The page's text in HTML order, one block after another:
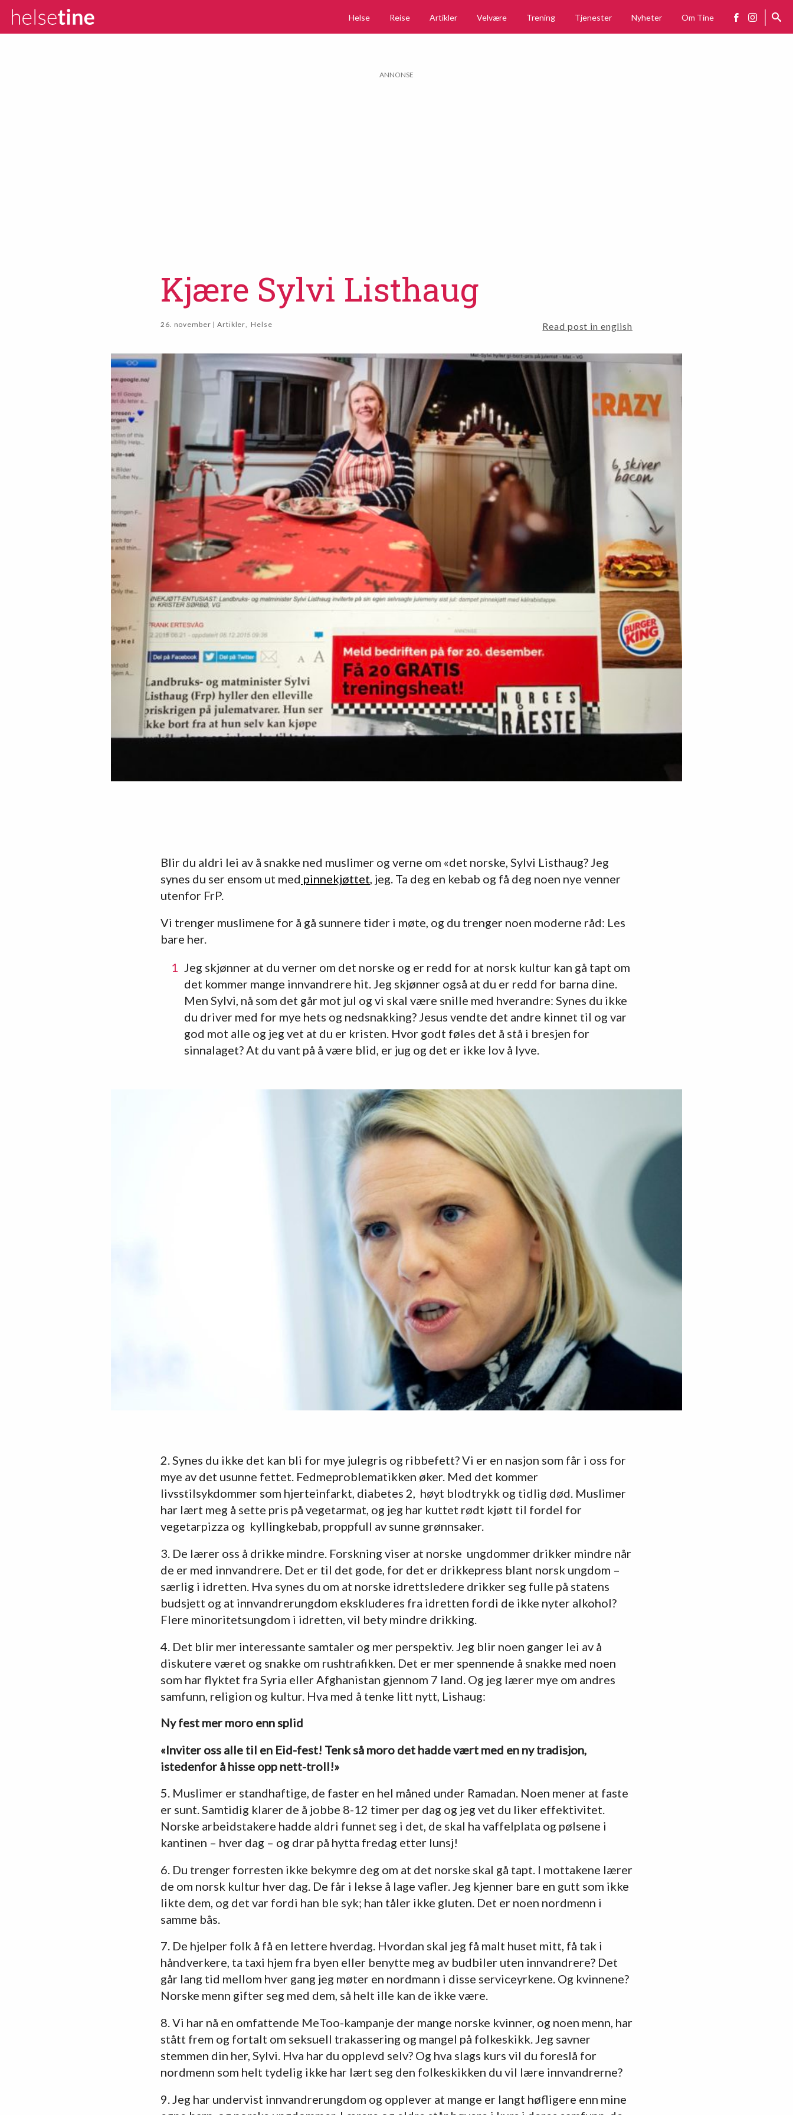
Helse Reise Artikler Velvære Trening Tjenester Nyheter Om Tine
ANNONSE
Kjære Sylvi Listhaug
26. november | Artikler Helse Read post in english
Blir du aldri lei av å snakke ned muslimer og verne om «det norske, Sylvi Listhaug? Jeg
synes du ser ensom ut med pinnekjøttet, jeg. Ta deg en kebab og få deg noen nye venner
utenfor FrP.
Vi trenger muslimene for å gå sunnere tider i møte, og du trenger noen moderne råd: Les
bare her.
Jeg skjønner at du verner om det norske og er redd for at norsk kultur kan gå tapt om
det kommer mange innvandrere hit. Jeg skjønner også at du er redd for barna dine.
Men Sylvi, nå som det går mot jul og vi skal være snille med hverandre: Synes du ikke
du driver med for mye hets og nedsnakking? Jesus vendte det andre kinnet til og var
god mot alle og jeg vet at du er kristen. Hvor godt føles det å stå i bresjen for
sinnalaget? At du vant på å være blid, er jug og det er ikke lov å lyve.
2. Synes du ikke det kan bli for mye julegris og ribbefett? Vi er en nasjon som får i oss for
mye av det usunne fettet. Fedmeproblematikken øker. Med det kommer
livsstilsykdommer som hjerteinfarkt, diabetes 2, høyt blodtrykk og tidlig død. Muslimer
har lært meg å sette pris på vegetarmat, og jeg har kuttet rødt kjøtt til fordel for
vegetarpizza og kyllingkebab, proppfull av sunne grønnsaker.
3. De lærer oss å drikke mindre. Forskning viser at norske ungdommer drikker mindre når
de er med innvandrere. Det er til det gode, for det er drikkepress blant norsk ungdom –
særlig i idretten. Hva synes du om at norske idrettsledere drikker seg fulle på statens
budsjett og at innvandrerungdom ekskluderes fra idretten fordi de ikke nyter alkohol?
Flere minoritetsungdom i idretten, vil bety mindre drikking.
4. Det blir mer interessante samtaler og mer perspektiv. Jeg blir noen ganger lei av å
diskutere været og snakke om rushtrafikken. Det er mer spennende å snakke med noen
som har flyktet fra Syria eller Afghanistan gjennom 7 land. Og jeg lærer mye om andres
samfunn, religion og kultur. Hva med å tenke litt nytt, Lishaug:
Ny fest mer moro enn splid
«Inviter oss alle til en Eid-fest! Tenk så moro det hadde vært med en ny tradisjon,
istedenfor å hisse opp nett-troll!»
5. Muslimer er standhaftige, de faster en hel måned under Ramadan. Noen mener at faste
er sunt. Samtidig klarer de å jobbe 8-12 timer per dag og jeg vet du liker effektivitet.
Norske arbeidstakere hadde aldri funnet seg i det, de skal ha vaffelplata og pølsene i
kantinen – hver dag – og drar på hytta fredag etter lunsj!
6. Du trenger forresten ikke bekymre deg om at det norske skal gå tapt. I mottakene lærer
de om norsk kultur hver dag. De får i lekse å lage vafler. Jeg kjenner bare en gutt som ikke
likte dem, og det var fordi han ble syk; han tåler ikke gluten. Det er noen nordmenn i
samme bås.
7. De hjelper folk å få en lettere hverdag. Hvordan skal jeg få malt huset mitt, få tak i
håndverkere, ta taxi hjem fra byen eller benytte meg av budbiler uten innvandrere? Det
går lang tid mellom hver gang jeg møter en nordmann i disse serviceyrkene. Og kvinnene?
Norske menn gifter seg med dem, så helt ille kan de ikke være.
8. Vi har nå en omfattende MeToo-kampanje der mange norske kvinner, og noen menn, har
stått frem og fortalt om seksuell trakassering og mangel på folkeskikk. Jeg savner
stemmen din her, Sylvi. Hva har du opplevd selv? Og hva slags kurs vil du foreslå for
nordmenn som helt tydelig ikke har lært seg den folkeskikken du vil lære innvandrerne?
9. Jeg har undervist innvandrerungdom og opplever at mange er langt høfligere enn mine